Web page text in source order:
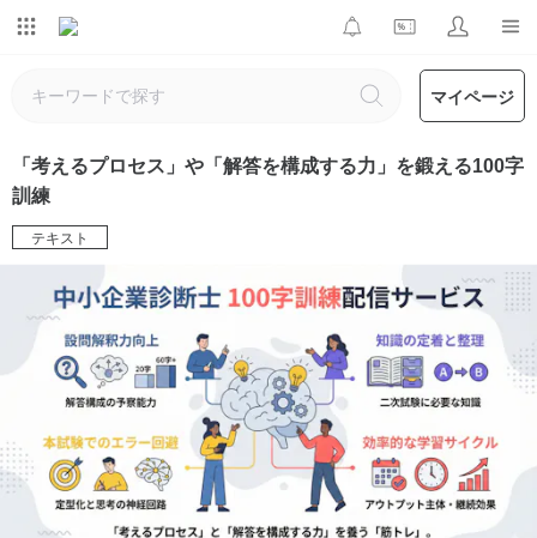
マイページ
「考えるプロセス」や「解答を構成する力」を鍛える100字
訓練
テキスト